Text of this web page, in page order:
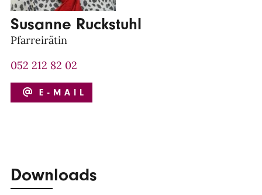
Susanne Ruckstuhl
Pfarreirätin
052 212 82 02
E-MAIL
Downloads